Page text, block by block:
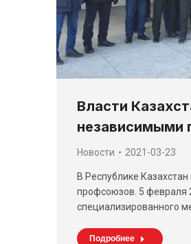
Власти
независимыми
Новости 2021-03-23
В Республике
профсоюзов. 5 февраля
специализированного
Подробнее